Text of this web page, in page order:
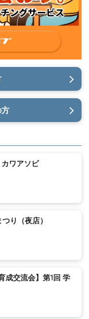
カワアソビ
り（夜店）
成交流会】第1回 学